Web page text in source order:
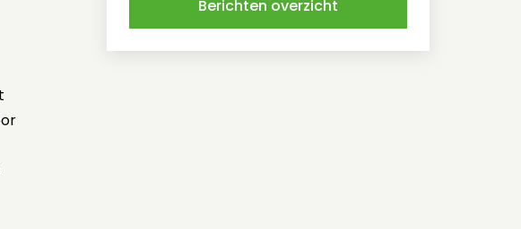
Berichten overzicht